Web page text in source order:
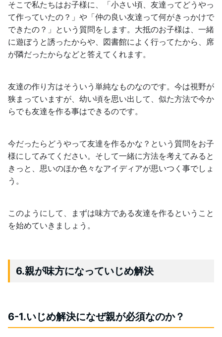
そこで私たちはお子様に、「小さい頃、友達ってどうやっ
て作っていたの？」や「仲の良い友達って何がきっかけで
できたの？」という質問をします。大抵のお子様は、一緒
に遊ぼうと誘ったからや、図書館によく行ってたから、席
が隣だったからなどと答えてくれます。
友達の作り方はそういう単純なものなのです。今は視野が
狭まっていますが、幼い頃を思い出して、似た方法で今か
らでも友達を作る事はできるのです。
今だったらどうやって友達を作るかな？という質問をお子
様にしてみてください。そして一緒に方法を考えてみると
きっと、思いのほか色々なアイディアが思いつく事でしょ
う。
このようにして、まずは味方である友達を作るということ
を始めていきましょう。
6.親が味方になっていじめ解決
6-1.いじめ解決になぜ親が必須なのか？